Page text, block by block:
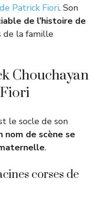
Patrick Fiori. Son
de l’histoire de
de la famille
Chouchayan
le socle de son
nom de scène se
.
corses de